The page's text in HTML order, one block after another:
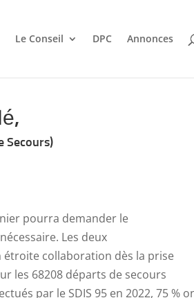
Le Conseil DPC Annonces
Secours)
pourra demander le
Les deux
collaboration dès la prise
les 68208 départs de secours
par le SDIS 95 en 2022, 75 %